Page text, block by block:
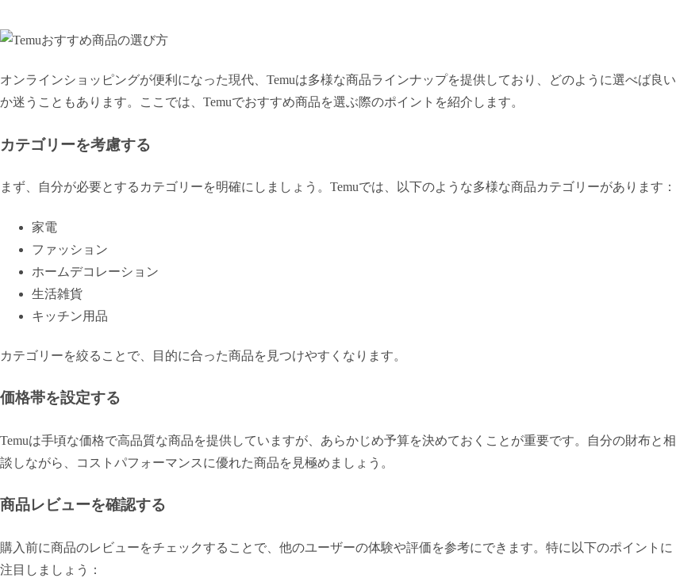
オンラインショッピングが便利になった現代、Temuは多様な商品ラインナップを提供しており、どのように選べば良い
か迷うこともあります。ここでは、Temuでおすすめ商品を選ぶ際のポイントを紹介します。
カテゴリーを考慮する
まず、自分が必要とするカテゴリーを明確にしましょう。Temuでは、以下のような多様な商品カテゴリーがあります：
家電
ファッション
ホームデコレーション
生活雑貨
キッチン用品
カテゴリーを絞ることで、目的に合った商品を見つけやすくなります。
価格帯を設定する
Temuは手頃な価格で高品質な商品を提供していますが、あらかじめ予算を決めておくことが重要です。自分の財布と相
談しながら、コストパフォーマンスに優れた商品を見極めましょう。
商品レビューを確認する
購入前に商品のレビューをチェックすることで、他のユーザーの体験や評価を参考にできます。特に以下のポイントに
注目しましょう：